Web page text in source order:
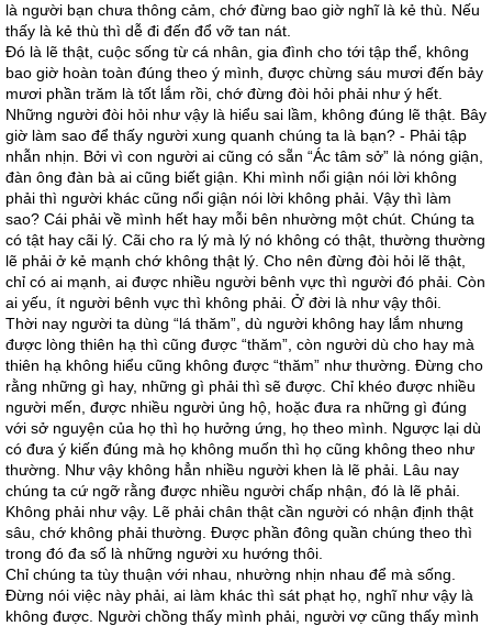
là người bạn chưa thông cảm, chớ đừng bao giờ nghĩ là kẻ thù. Nếu
thấy là kẻ thù thì dễ đi đến đổ vỡ tan nát.
Đó là lẽ thật, cuộc sống từ cá nhân, gia đình cho tới tập thể, không
bao giờ hoàn toàn đúng theo ý mình, được chừng sáu mươi đến bảy
mươi phần trăm là tốt lắm rồi, chớ đừng đòi hỏi phải như ý hết.
Những người đòi hỏi như vậy là hiểu sai lầm, không đúng lẽ thật. Bây
giờ làm sao để thấy người xung quanh chúng ta là bạn? - Phải tập
nhẫn nhịn. Bởi vì con người ai cũng có sẵn “Ác tâm sở” là nóng giận,
đàn ông đàn bà ai cũng biết giận. Khi mình nổi giận nói lời không
phải thì người khác cũng nổi giận nói lời không phải. Vậy thì làm
sao? Cái phải về mình hết hay mỗi bên nhường một chút. Chúng ta
có tật hay cãi lý. Cãi cho ra lý mà lý nó không có thật, thường thường
lẽ phải ở kẻ mạnh chớ không thật lý. Cho nên đừng đòi hỏi lẽ thật,
chỉ có ai mạnh, ai được nhiều người bênh vực thì người đó phải. Còn
ai yếu, ít người bênh vực thì không phải. Ở đời là như vậy thôi.
Thời nay người ta dùng “lá thăm”, dù người không hay lắm nhưng
được lòng thiên hạ thì cũng được “thăm”, còn người dù cho hay mà
thiên hạ không hiểu cũng không được “thăm” như thường. Đừng cho
rằng những gì hay, những gì phải thì sẽ được. Chỉ khéo được nhiều
người mến, được nhiều người ủng hộ, hoặc đưa ra những gì đúng
với sở nguyện của họ thì họ hưởng ứng, họ theo mình. Ngược lại dù
có đưa ý kiến đúng mà họ không muốn thì họ cũng không theo như
thường. Như vậy không hẳn nhiều người khen là lẽ phải. Lâu nay
chúng ta cứ ngỡ rằng được nhiều người chấp nhận, đó là lẽ phải.
Không phải như vậy. Lẽ phải chân thật cần người có nhận định thật
sâu, chớ không phải thường. Được phần đông quần chúng theo thì
trong đó đa số là những người xu hướng thôi.
Chỉ chúng ta tùy thuận với nhau, nhường nhịn nhau để mà sống.
Đừng nói việc này phải, ai làm khác thì sát phạt họ, nghĩ như vậy là
không được. Người chồng thấy mình phải, người vợ cũng thấy mình